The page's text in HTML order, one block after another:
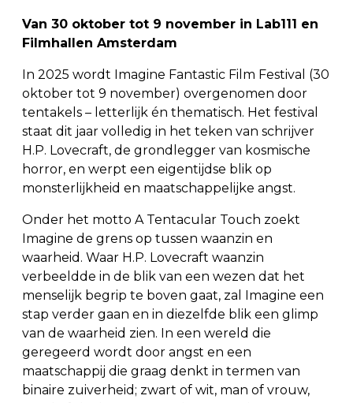
Van 30 oktober tot 9 november in Lab111 en
Filmhallen Amsterdam
In 2025 wordt Imagine Fantastic Film Festival (30
oktober tot 9 november) overgenomen door
tentakels – letterlijk én thematisch. Het festival
staat dit jaar volledig in het teken van schrijver
H.P. Lovecraft, de grondlegger van kosmische
horror, en werpt een eigentijdse blik op
monsterlijkheid en maatschappelijke angst.
Onder het motto A Tentacular Touch zoekt
Imagine de grens op tussen waanzin en
waarheid. Waar H.P. Lovecraft waanzin
verbeeldde in de blik van een wezen dat het
menselijk begrip te boven gaat, zal Imagine een
stap verder gaan en in diezelfde blik een glimp
van de waarheid zien. In een wereld die
geregeerd wordt door angst en een
maatschappij die graag denkt in termen van
binaire zuiverheid; zwart of wit, man of vrouw,